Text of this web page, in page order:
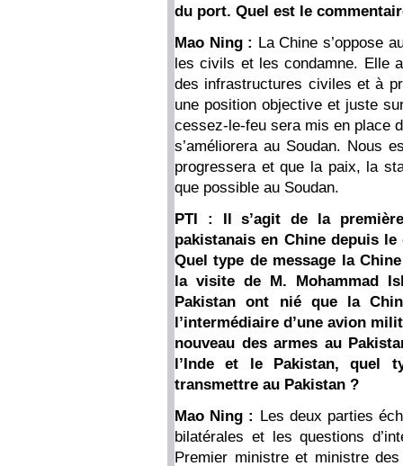
du port. Quel est le
Mao Ning : La Chine s’oppose
les civils et les condamne. Elle
des infrastructures civiles et à
une position objective et juste
cessez-le-feu sera mis en place
s’améliorera au Soudan. Nous
progressera et que la paix, la
que possible au Soudan.
PTI : Il s’agit de la
pakistanais en Chine depuis
Quel type de message la
la visite de M. Mohammad
Pakistan ont nié que la
l’intermédiaire d’une avion
nouveau des armes au
l’Inde et le Pakistan, quel
transmettre au Pakistan ?
Mao Ning : Les deux parties
bilatérales et les questions
Premier ministre et ministre